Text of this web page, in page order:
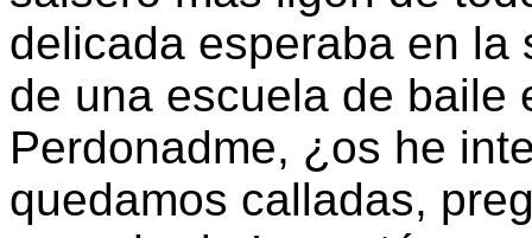
delicada esperaba en la
de una escuela de baile
Perdonadme, ¿os he
quedamos calladas,